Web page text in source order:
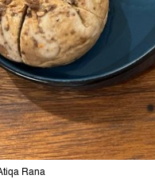
Rana